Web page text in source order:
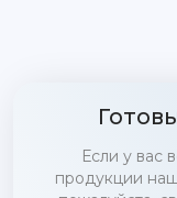
Если у вас
продукции